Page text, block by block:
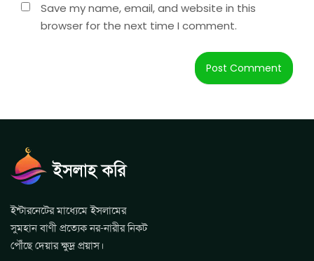
Save my name, email, and website in this
browser for the next time I comment.
ইন্টারনেটের মাধ্যেমে ইসলামের
সুমহান বাণী প্রত্যেক নর-নারীর নিকট
পৌঁছে দেয়ার ক্ষুদ্র প্রয়াস।